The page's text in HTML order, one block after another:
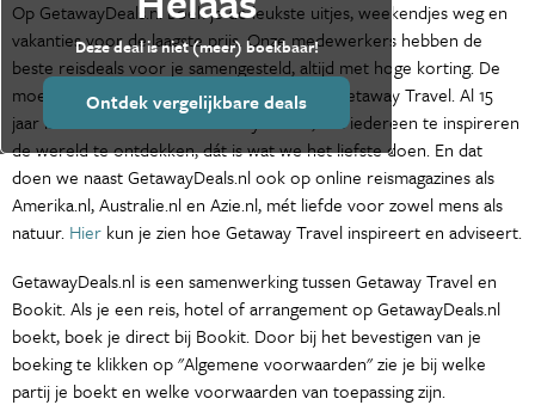
Deze deal is niet (meer) boekbaar!
Ontdek vergelijkbare deals
Op GetawayDeals.nl boek je de leukste uitjes, weekendjes weg en
vakanties voor de laagste prijs. Onze medewerkers hebben de
beste reisdeals voor je samengesteld, altijd met hoge korting. De
moederorganisatie van GetawayDeals.nl is Getaway Travel. Al 15
jaar is het de missie van Getaway Travel, om iedereen te inspireren
de wereld te ontdekken, dát is wat we het liefste doen. En dat
doen we naast GetawayDeals.nl ook op online reismagazines als
Amerika.nl, Australie.nl en Azie.nl, mét liefde voor zowel mens als
natuur. Hier kun je zien hoe Getaway Travel inspireert en adviseert.
GetawayDeals.nl is een samenwerking tussen Getaway Travel en
Bookit. Als je een reis, hotel of arrangement op GetawayDeals.nl
boekt, boek je direct bij Bookit. Door bij het bevestigen van je
boeking te klikken op "Algemene voorwaarden" zie je bij welke
partij je boekt en welke voorwaarden van toepassing zijn.